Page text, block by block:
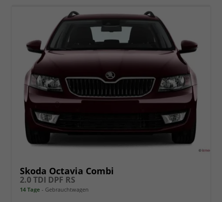
Skoda Octavia Combi
2.0 TDI DPF RS
14 Tage Gebrauchtwagen